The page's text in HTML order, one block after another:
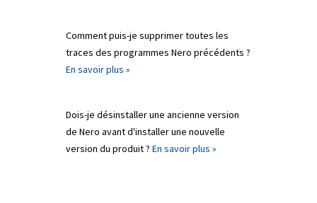
Comment puis-je supprimer toutes les
traces des programmes Nero précédents ?
En savoir plus »
Dois-je désinstaller une ancienne version
de Nero avant d'installer une nouvelle
version du produit ? En savoir plus »